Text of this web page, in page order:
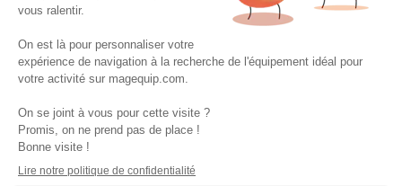
VOS SERVICES
VOS DEMANDES
NOTRE SOCIETE